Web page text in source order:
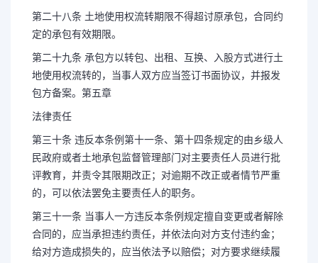
第二十八条 土地使用权流转期限不得超讨原承包，合同约
定的承包有效期限。
第二十九条 承包方以转包、出租、互换、入股方式进行土
地使用权流转的，当事人双方应当签订书面协议，并报发
包方备案。第五章
法律责任
第三十条 违反本条例第十一条、第十四条规定的由乡级人
民政府或者土地承包监督管理部门对主要责任人员进行批
评教育，并责令其限期改正；对逾期不改正或者情节严重
的，可以依法罢免主要责任人的职务。
第三十一条 当事人一方违反本条例规定擅自变更或者解除
合同的，应当承担违约责任，并依法向对方支付违约金；
给对方造成损失的，应当依法予以赔偿；对方要求继续履